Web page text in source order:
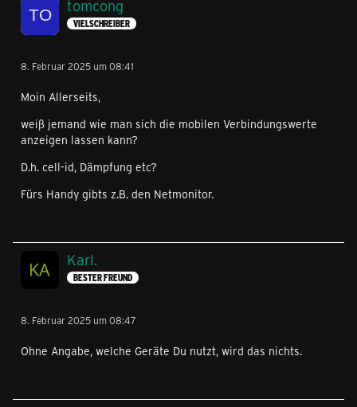
tomcong
VIELSCHREIBER
8. Februar 2025 um 08:41
Moin Allerseits,
weiß jemand wie man sich die mobilen Verbindungswerte
anzeigen lassen kann?
D.h. cell-id, Dämpfung etc?
Fürs Handy gibts z.B. den Netmonitor.
Karl.
BESTER FREUND
8. Februar 2025 um 08:47
Ohne Angabe, welche Geräte Du nutzt, wird das nichts.